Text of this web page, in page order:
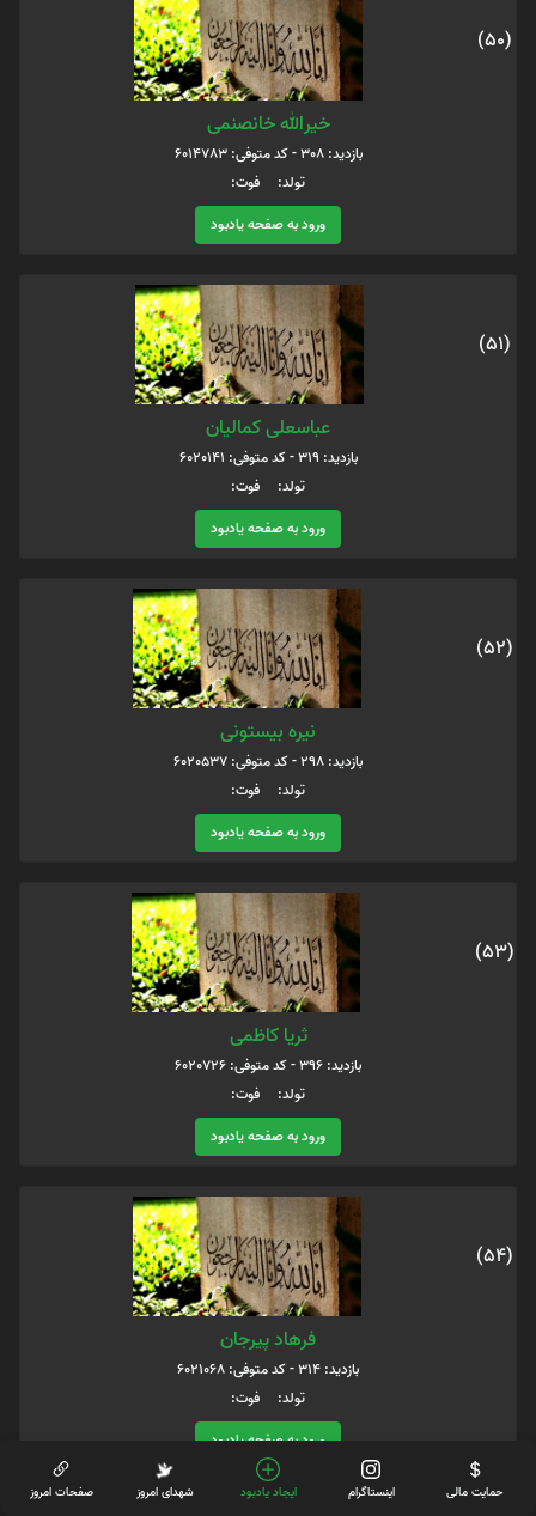
(50)
خیرالله خانصنمی
بازدید: 308 - کد متوفی: 6014783
تولد: فوت:
ورود به صفحه یادبود
(51)
عباسعلی کمالیان
بازدید: 319 - کد متوفی: 6020141
تولد: فوت:
ورود به صفحه یادبود
(52)
نیره بیستونی
بازدید: 298 - کد متوفی: 6020537
تولد: فوت:
ورود به صفحه یادبود
(53)
ثریا کاظمی
بازدید: 396 - کد متوفی: 6020726
تولد: فوت:
ورود به صفحه یادبود
(54)
فرهاد پیرجان
بازدید: 314 - کد متوفی: 6021068
تولد: فوت:
ورود به صفحه یادبود
حمایت مالی اینستاگرام ایجاد یادبود شهدای امروز صفحات امروز